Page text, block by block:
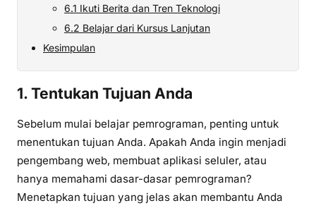
6.1 Ikuti Berita dan Tren Teknologi
6.2 Belajar dari Kursus Lanjutan
Kesimpulan
1. Tentukan Tujuan Anda
Sebelum mulai belajar pemrograman, penting untuk
menentukan tujuan Anda. Apakah Anda ingin menjadi
pengembang web, membuat aplikasi seluler, atau
hanya memahami dasar-dasar pemrograman?
Menetapkan tujuan yang jelas akan membantu Anda